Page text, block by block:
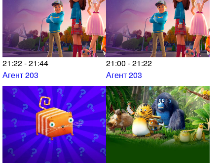
21:22 - 21:44
Агент 203
21:00 - 21:22
Агент 203